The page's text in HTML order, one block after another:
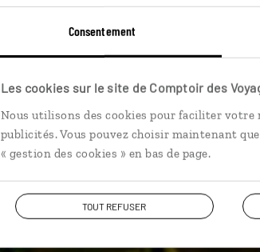
Consentement
Les cookies sur le site de Comptoir des
Nous utilisons des cookies pour faciliter
publicités. Vous pouvez choisir maintenant
« gestion des cookies » en bas de page.
TOUT REFUSER